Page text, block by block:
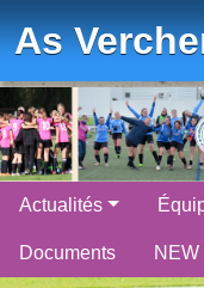
As
Actualités
Documents